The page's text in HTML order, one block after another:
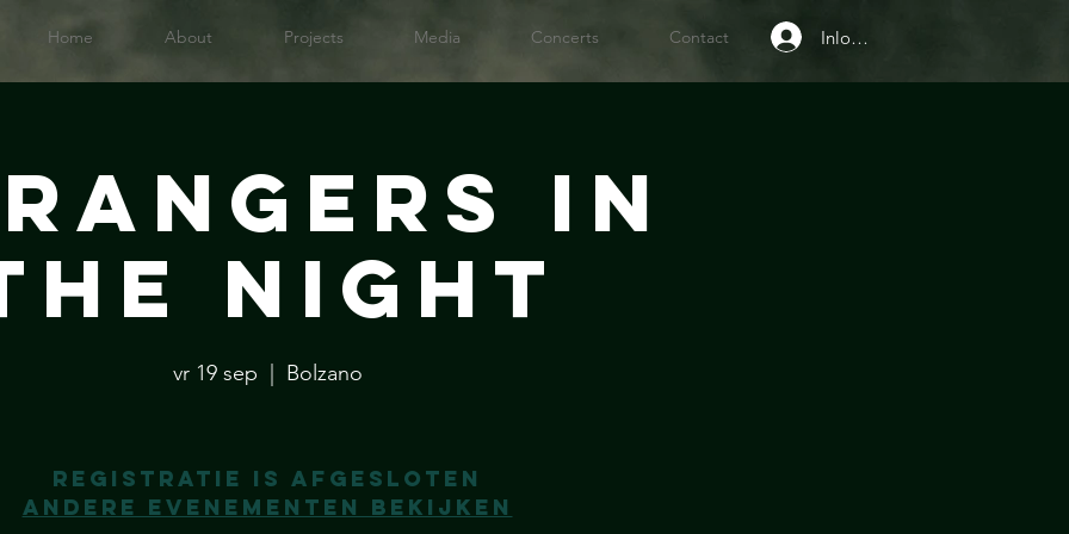
Home About Projects Media Concerts Contact Inloggen
in
Night
vr 19 sep Bolzano
Registratie is afgesloten
Andere evenementen bekijken